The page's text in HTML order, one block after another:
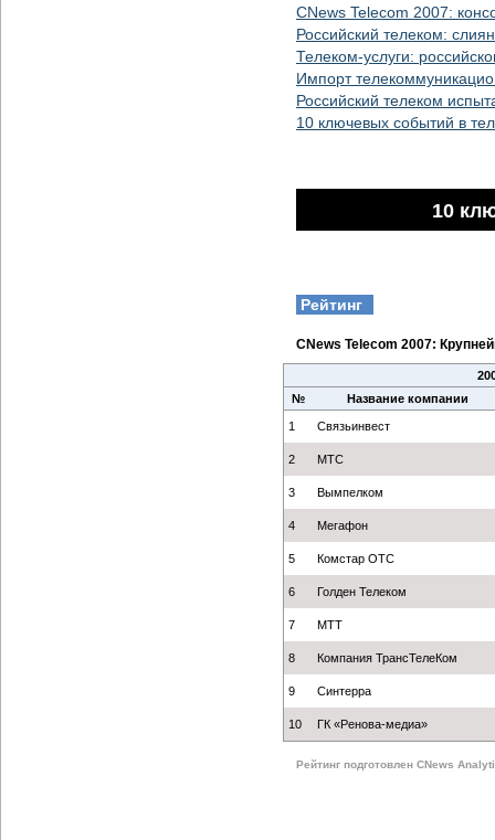
CNews Telecom 2007:
Российский телеком:
Телеком-услуги:
Импорт
Российский телеком
10 ключевых событий в
10
Рейтинг
CNews Telecom 2007:
№
Название компании
1 Связьинвест
2 МТС
3 Вымпелком
4 Мегафон
5 Комстар ОТС
6 Голден Телеком
7 МТТ
8 Компания ТрансТелеКом
9 Синтерра
10 ГК «Ренова-медиа»
Рейтинг подготовлен CNews